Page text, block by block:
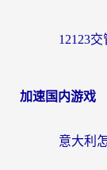
加速国内游戏